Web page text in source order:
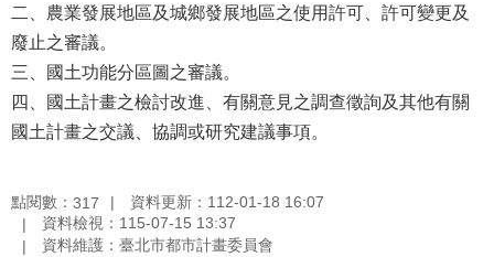
土
計
畫
審
議
專
服
務
園
二、農業發展地區及城鄉發展地區之使用許可、許可變更及
廢止之審議。
三、國土功能分區圖之審議。
四、國土計畫之檢討改進、有關意見之調查徵詢及其他有關
國土計畫之交議、協調或研究建議事項。
點閱數： 317
資料更新：112-01-18 16:07
資料檢視：115-07-15 13:37
資料維護：臺北市都市計畫委員會